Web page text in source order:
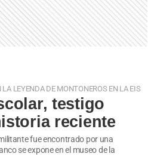
LEYENDA DE MONTONEROS EN LA EIS
testigo
reciente
fue encontrado por una
se expone en el museo de la